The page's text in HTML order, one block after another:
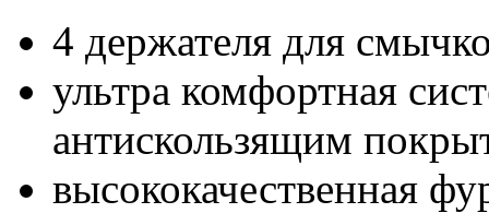
4 держателя для
ультра комфортная
антискользящим
высококачественная